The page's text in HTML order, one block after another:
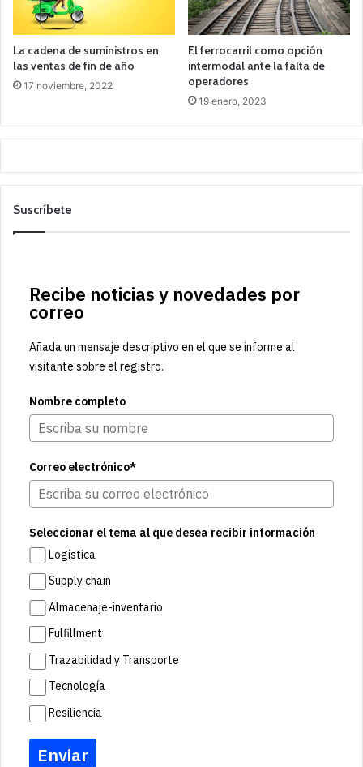
La cadena de suministros en
las ventas de fin de año
17 noviembre, 2022
El ferrocarril como opción
intermodal ante la falta de
operadores
19 enero, 2023
Suscríbete
Recibe noticias y novedades por
correo
Añada un mensaje descriptivo en el que se informe al
visitante sobre el registro.
Nombre completo
Correo electrónico*
Seleccionar el tema al que desea recibir información
Logística
Supply chain
Almacenaje-inventario
Fulfillment
Trazabilidad y Transporte
Tecnología
Resiliencia
Enviar